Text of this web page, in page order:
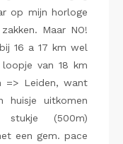
op mijn horloge
Maar NO!
16 a 17 km wel
van 18 km
=> Leiden, want
uitkomen
(500m)
een gem. pace